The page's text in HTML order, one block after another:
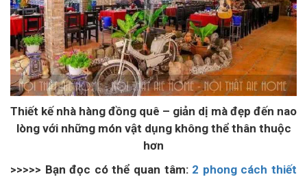
Thiết kế nhà hàng đồng quê – giản dị mà đẹp đến nao
lòng với những món vật dụng không thể thân thuộc
hơn
>>>>> Bạn đọc có thể quan tâm: 2 phong cách thiết